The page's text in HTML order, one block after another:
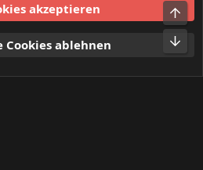
Datenschutz
S
akzeptieren
Cookies ablehnen